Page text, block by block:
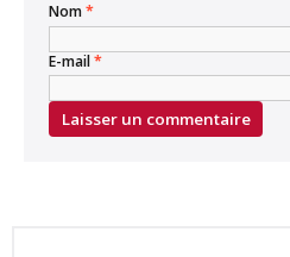
Nom*
E-mail*